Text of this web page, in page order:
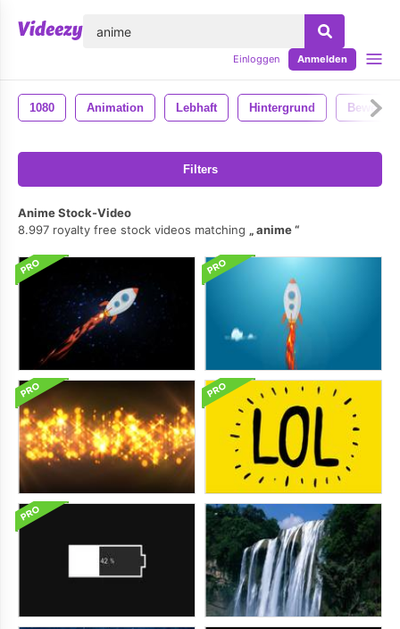
Einloggen Anmelden
1080 Animation Lebhaft Hintergrund
Filters
Anime Stock-Video
8.997 royalty free stock videos matching
anime